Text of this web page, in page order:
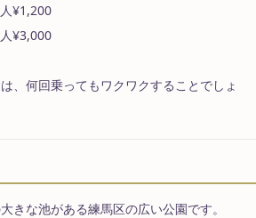
¥1,200
¥3,000
、何回乗ってもワクワクすることでしょ
きな池がある練馬区の広い公園です。